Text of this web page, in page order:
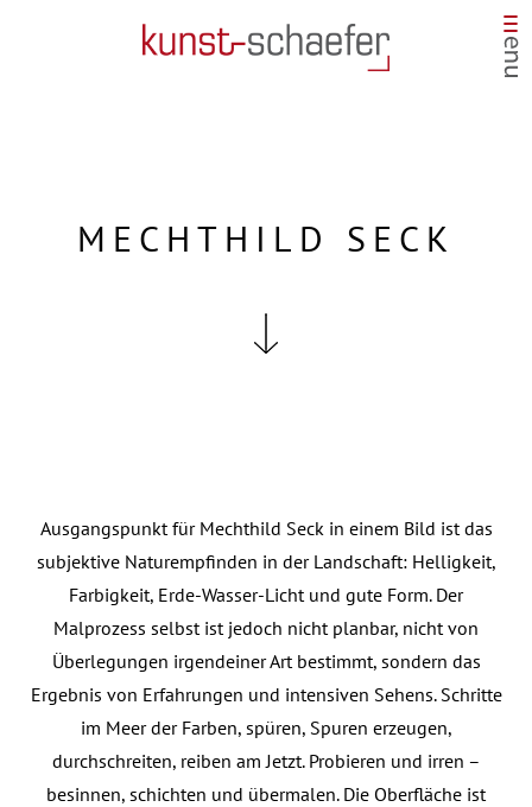
MECHTHILD SECK
Ausgangspunkt für Mechthild Seck in einem Bild ist das
subjektive Naturempfinden in der Landschaft: Helligkeit,
Farbigkeit, Erde-Wasser-Licht und gute Form. Der
Malprozess selbst ist jedoch nicht planbar, nicht von
Überlegungen irgendeiner Art bestimmt, sondern das
Ergebnis von Erfahrungen und intensiven Sehens. Schritte
im Meer der Farben, spüren, Spuren erzeugen,
durchschreiten, reiben am Jetzt. Probieren und irren –
besinnen, schichten und übermalen. Die Oberfläche ist